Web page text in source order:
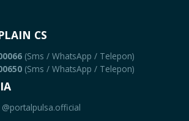
CS
(Sms / WhatsApp / Telepon)
(Sms / WhatsApp / Telepon)
@portalpulsa.official